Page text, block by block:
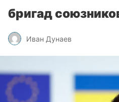
бригад
Иван Дунаев